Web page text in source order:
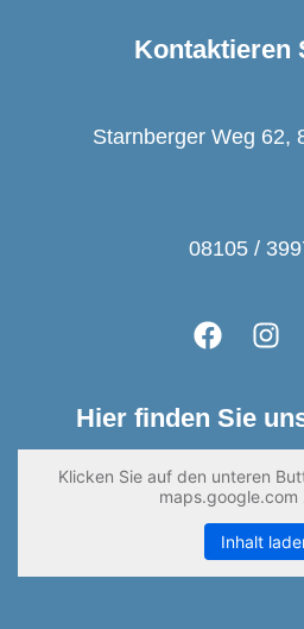
Kontaktieren
Starnberger Weg 62,
08105 /
Hier finden Sie
Klicken Sie auf den unteren
maps.google.com
Inhalt